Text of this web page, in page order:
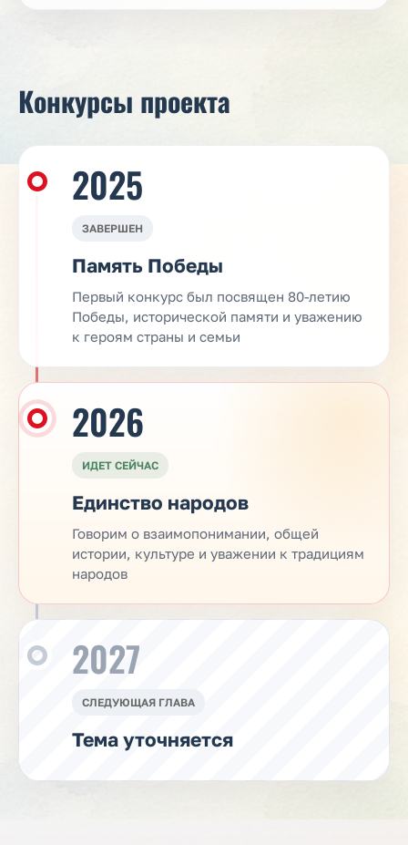
Конкурсы проекта
2025
ЗАВЕРШЕН
Память Победы
Первый конкурс был посвящен 80-летию
Победы, исторической памяти и уважению
к героям страны и семьи
2026
ИДЕТ СЕЙЧАС
Единство народов
Говорим о взаимопонимании, общей
истории, культуре и уважении к традициям
народов
2027
СЛЕДУЮЩАЯ ГЛАВА
Тема уточняется